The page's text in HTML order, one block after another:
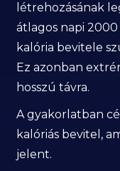
létrehozásának
átlagos napi 2000
kalória bevitele
Ez azonban
hosszú távra.
A gyakorlatban
kalóriás bevitel,
jelent.